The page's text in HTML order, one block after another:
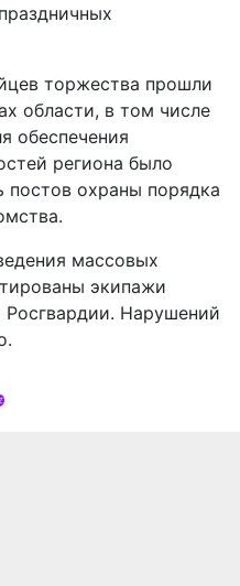
торжества прошли
области, в том числе
обеспечения
региона было
постов охраны порядка
массовых
экипажи
Нарушений